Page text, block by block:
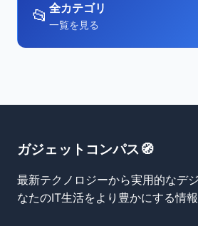
📂 全カテゴリ
一覧を見る
ガジェットコンパス🧭
最新テクノロジーから実用的なデ
なたのIT生活をより豊かにする情報